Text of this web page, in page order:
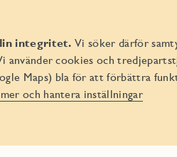
integritet. Vi söker därför
använder cookies och
Maps) bla för att förbättra
mer och hantera inställningar
Hyresrätter
Lediga lokaler